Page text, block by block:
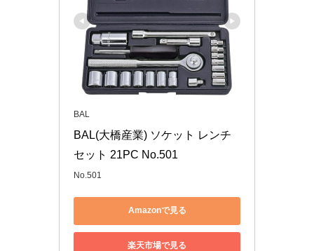
BAL
BAL(大橋産業) ソケット レンチ
セット 21PC No.501
No.501
Amazonで見る
楽天市場で見る